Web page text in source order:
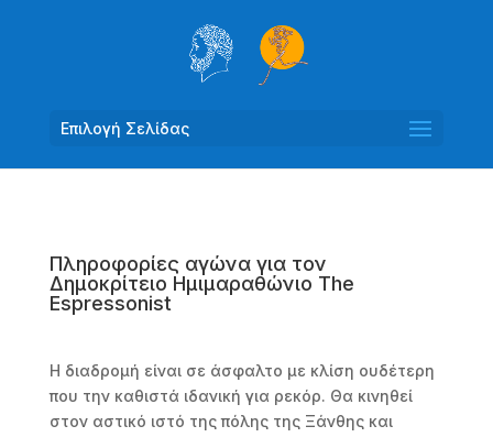
Επιλογή Σελίδας
Πληροφορίες αγώνα για τον
Δημοκρίτειο Ημιμαραθώνιο The
Espressonist
Η διαδρομή είναι σε άσφαλτο με κλίση ουδέτερη
που την καθιστά ιδανική για ρεκόρ. Θα κινηθεί
στον αστικό ιστό της πόλης της Ξάνθης και